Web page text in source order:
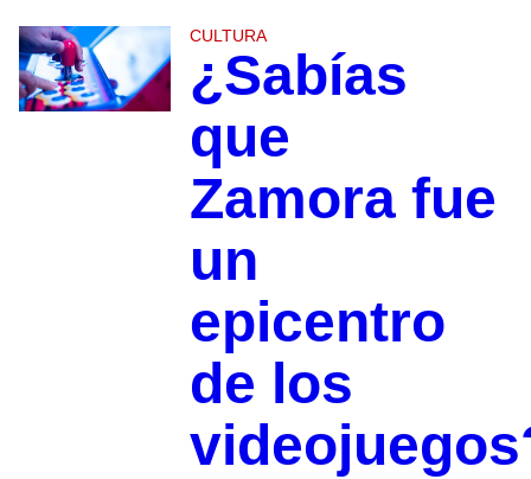
CULTURA
¿Sabías
que
Zamora fue
un
epicentro
de los